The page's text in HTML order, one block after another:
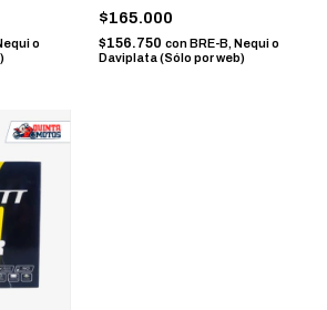
o
$165.000
$156.750 con BRE-B, Nequi o
Daviplata (Sólo por web)